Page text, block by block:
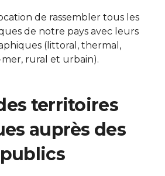
de rassembler tous les
de notre pays avec leurs
(littoral, thermal,
rural et urbain).
territoires
auprès des